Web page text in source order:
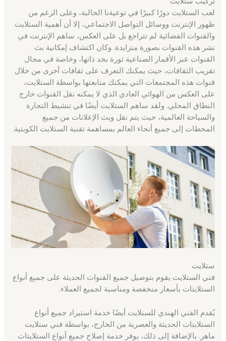
لعب الستلايت دورًا كبيرًا في توعيةنا الحالية، وعلى الرغم من
ظهور الإنترنت ووسائل التواصل الاجتماعي، إلا أن أهمية الستلايت
والقنوات الفضائية لم تتراجع بل على العكس، ساهم الإنترنت في
نشر هذه القنوات بصورة متزايدة. وكان اكتشاف إمكانية بث
القنوات عبر الأقمار الصناعية ثورة بحد ذاتها، وخاصة في مجال
تقريب الثقافات، حيث يمكنك التعرف على ثقافات أخرى من خلال
قنوات هذه المجتمعات التي يمكنك متابعتها بواسطة الستلايت،
على العكس من الهوائي العادي الذي لا يمكنه نقل القنوات خارج
النطاق المحلي. ولقد ساهم الستلايت أيضًا في تنشيط التجارة
والسياحة العالمية، حيث يتم نقل وبث الإعلانات من جميع
المحطات إلى جميع أنحاء العالم بمساهمة تقنية الستلايت الكويتية.
ستلايت
فني الستلايت يقوم بتوصيل جميع القنوات الحديثة على جميع أنواع
الستلايتات بأسعار منخفضة ومناسبة لجميع العملاء.
يُقدم الفني الهندي للستلايت أيضًا خدمة استيراد جميع أنواع
الستلايتات الحديثة والعصرية من الخارج، بواسطة فني ستلايت
ماهر. بالإضافة إلى ذلك، يوفر خدمة إصلاح جميع أنواع الستلايتات